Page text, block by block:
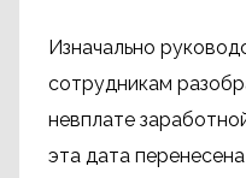
Изначально
сотрудникам
невплате
эта дата